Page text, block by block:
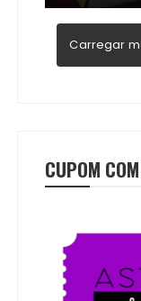
Carregar
CUPOM